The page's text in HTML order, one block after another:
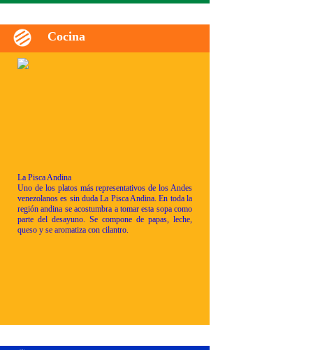
Cocina
La Pisca Andina
Uno de los platos más representativos de los Andes
venezolanos es sin duda La Pisca Andina. En toda la
región andina se acostumbra a tomar esta sopa como
parte del desayuno. Se compone de papas, leche,
queso y se aromatiza con cilantro.